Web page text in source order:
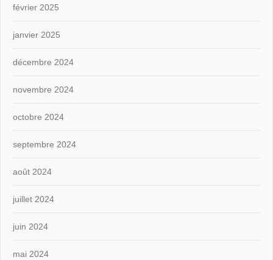
février 2025
janvier 2025
décembre 2024
novembre 2024
octobre 2024
septembre 2024
août 2024
juillet 2024
juin 2024
mai 2024